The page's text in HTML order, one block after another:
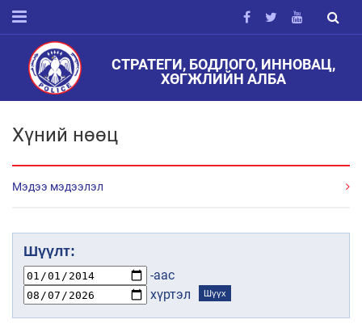
СТРАТЕГИ, БОДЛОГО, ИННОВАЦ,
ХӨГЖЛИЙН АЛБА
Хүний нөөц
Мэдээ мэдээлэл
Шүүлт:
-аас
хүртэл
Шүүх